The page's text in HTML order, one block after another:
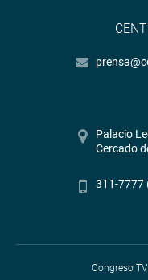
Palacio
Cercado
311-7777
Congreso